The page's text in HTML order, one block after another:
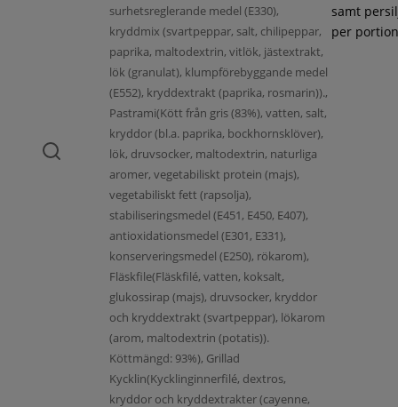
surhetsreglerande medel (E330),
kryddmix (svartpeppar, salt, chilipeppar,
paprika, maltodextrin, vitlök, jästextrakt,
lök (granulat), klumpförebyggande medel
(E552), kryddextrakt (paprika, rosmarin)).,
Pastrami(Kött från gris (83%), vatten, salt,
kryddor (bl.a. paprika, bockhornsklöver),
lök, druvsocker, maltodextrin, naturliga
aromer, vegetabiliskt protein (majs),
vegetabiliskt fett (rapsolja),
stabiliseringsmedel (E451, E450, E407),
antioxidationsmedel (E301, E331),
konserveringsmedel (E250), rökarom),
Fläskfile(Fläskfilé, vatten, koksalt,
glukossirap (majs), druvsocker, kryddor
och kryddextrakt (svartpeppar), lökarom
(arom, maltodextrin (potatis)).
Köttmängd: 93%), Grillad
Kycklin(Kycklinginnerfilé, dextros,
kryddor och kryddextrakter (cayenne,
samt
per